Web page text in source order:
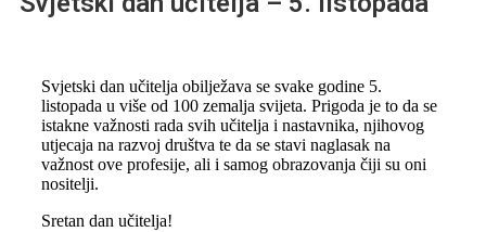
Svjetski dan učitelja obilježava se svake godine 5.
listopada u više od 100 zemalja svijeta. Prigoda je to da se
istakne važnosti rada svih učitelja i nastavnika, njihovog
utjecaja na razvoj društva te da se stavi naglasak na
važnost ove profesije, ali i samog obrazovanja čiji su oni
nositelji.
Sretan dan učitelja!